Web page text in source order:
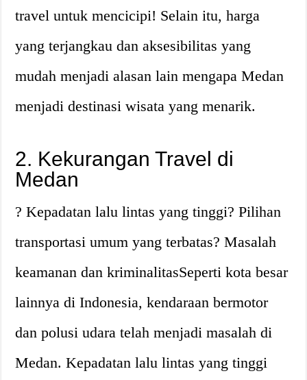
travel untuk mencicipi! Selain itu, harga
yang terjangkau dan aksesibilitas yang
mudah menjadi alasan lain mengapa Medan
menjadi destinasi wisata yang menarik.
2. Kekurangan Travel di
Medan
? Kepadatan lalu lintas yang tinggi? Pilihan
transportasi umum yang terbatas? Masalah
keamanan dan kriminalitasSeperti kota besar
lainnya di Indonesia, kendaraan bermotor
dan polusi udara telah menjadi masalah di
Medan. Kepadatan lalu lintas yang tinggi